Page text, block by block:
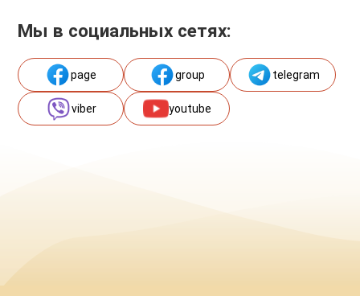
Мы в социальных сетях:
page group telegram
viber youtube